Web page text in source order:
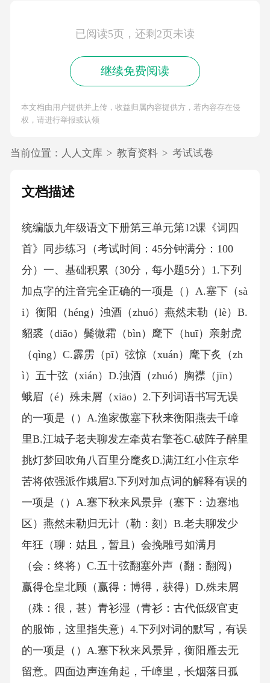
已阅读5页，还剩2页未读
继续免费阅读
本文档由用户提供并上传，收益归属内容提供方，若内容存在侵
权，请进行举报或认领
当前位置： 人人文库 > 教育资料 > 考试试卷
文档描述
统编版九年级语文下册第三单元第12课《词四
首》同步练习（考试时间：45分钟满分：100
分）一、基础积累（30分，每小题5分）1.下列
加点字的注音完全正确的一项是（）A.塞下（sà
i）衡阳（héng）浊酒（zhuó）燕然未勒（lè）B.
貂裘（diāo）鬓微霜（bìn）麾下（huī）亲射虎
（qìng）C.霹雳（pī）弦惊（xuán）麾下炙（zh
ì）五十弦（xián）D.浊酒（zhuó）胸襟（jīn）
蛾眉（é）殊未屑（xiāo）2.下列词语书写无误
的一项是（）A.渔家傲塞下秋来衡阳燕去千嶂
里B.江城子老夫聊发左牵黄右擎苍C.破阵子醉里
挑灯梦回吹角八百里分麾炙D.满江红小住京华
苦将侬强派作娥眉3.下列对加点词的解释有误的
一项是（）A.塞下秋来风景异（塞下：边塞地
区）燕然未勒归无计（勒：刻）B.老夫聊发少
年狂（聊：姑且，暂且）会挽雕弓如满月
（会：终将）C.五十弦翻塞外声（翻：翻阅）
赢得仓皇北顾（赢得：博得，获得）D.殊未屑
（殊：很，甚）青衫湿（青衫：古代低级官吏
的服饰，这里指失意）4.下列对词的默写，有误
的一项是（）A.塞下秋来风景异，衡阳雁去无
留意。四面边声连角起，千嶂里，长烟落日孤